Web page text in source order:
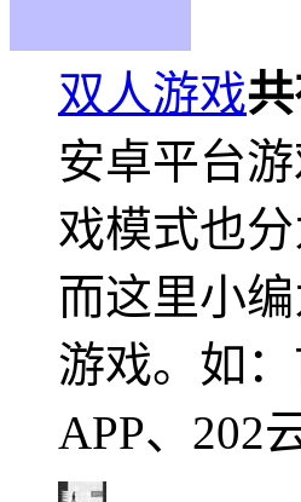
双人游戏共
安卓平台
戏模式也
而这里小
游戏。如
APP、202